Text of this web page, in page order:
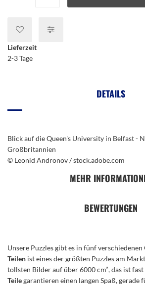
Lieferzeit
2-3 Tage
DETAILS
Blick auf die Queen's University in Belfast -
Großbritannien
© Leonid Andronov / stock.adobe.com
MEHR
BEWERTUNGEN
Unsere Puzzles gibt es in fünf
Teilen ist eines der größten Puzzles am
tollsten Bilder auf über 6000 cm², das ist
Teilegarantieren einen langen Spaß, gerade